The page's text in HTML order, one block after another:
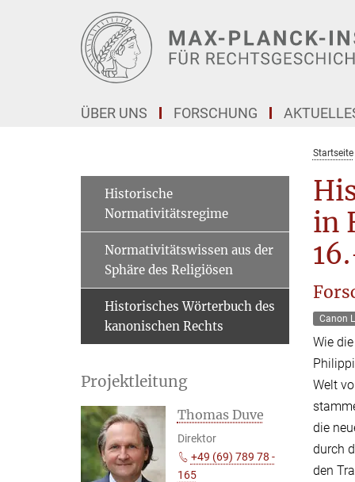
ÜBER UNS FORSCHUNG
Startseite
in
Canon
Wie
Welt
die
durch
den
Historische
Normativitätsregime
Normativitätswissen aus der
Sphäre des Religiösen
Historisches Wörterbuch des
kanonischen Rechts
Projektleitung
Thomas Duve
Direktor
+49 (69) 789 78 -
165